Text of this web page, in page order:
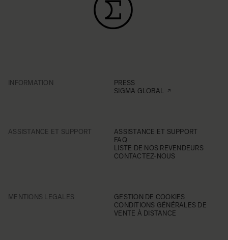
INFORMATION
PRESS
SIGMA GLOBAL
ASSISTANCE ET SUPPORT
ASSISTANCE ET SUPPORT
FAQ
LISTE DE NOS REVENDEURS
CONTACTEZ-NOUS
MENTIONS LEGALES
GESTION DE COOKIES
CONDITIONS GÉNÉRALES DE
VENTE À DISTANCE